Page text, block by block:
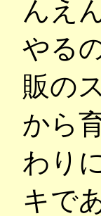
んえ
やる
販の
から
わり
キで